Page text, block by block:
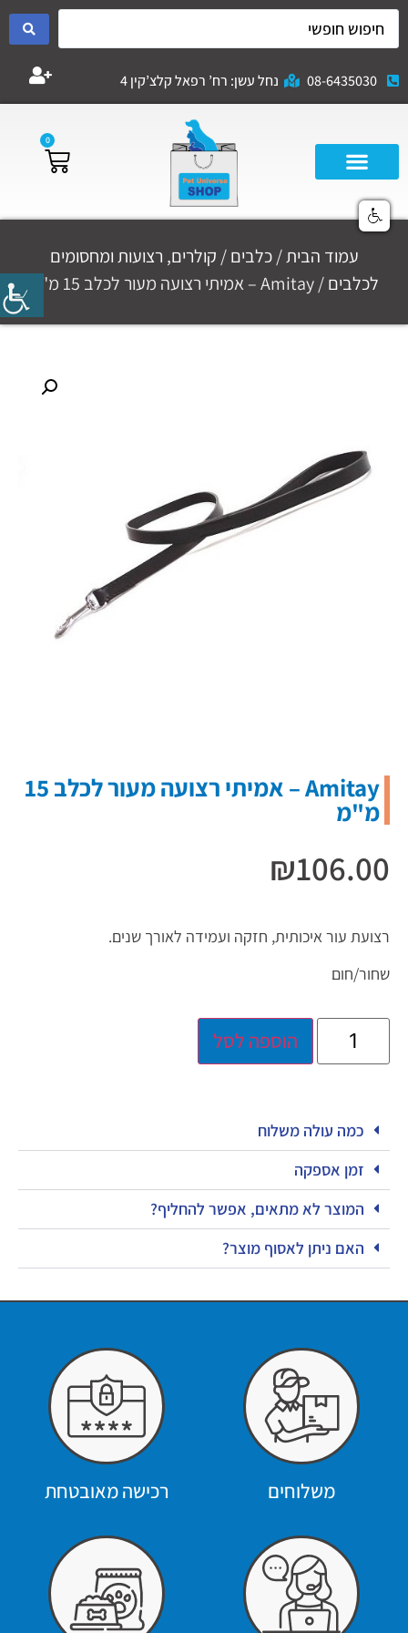
08-6435030 נחל עשן: רח’ רפאל קלצ’קין 4
0
עמוד הבית/כלבים/ קולרים, רצועות ומחסומים
לכלבים/ Amitay – אמיתי רצועה מעור לכלב 15 מ"מ
Amitay – אמיתי רצועה מעור לכלב 15
מ"מ
₪106.00
רצועת עור איכותית, חזקה ועמידה לאורך שנים.
שחור/חום
הוספה לסל
כמה עולה משלוח
זמן אספקה
המוצר לא מתאים, אפשר להחליף?
האם ניתן לאסוף מוצר?
משלוחים רכישה מאובטחת